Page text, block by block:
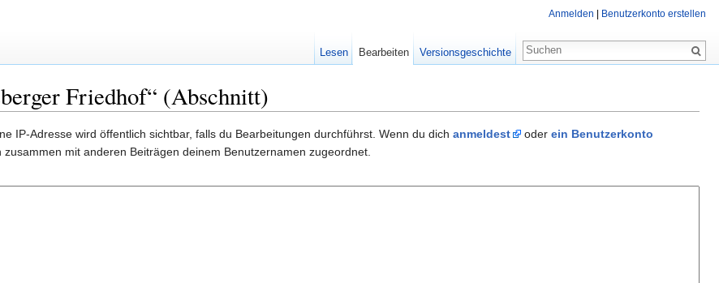
Friedhof“ (Abschnitt)
IP-Adresse wird öffentlich sichtbar, falls du Bearbeitungen durchführst. Wenn du dich anmeldest oder ein Benutzerkonto
mit anderen Beiträgen deinem Benutzernamen zugeordnet.
Anmelden Benutzerkonto erstellen
Lesen Bearbeiten Versionsgeschichte